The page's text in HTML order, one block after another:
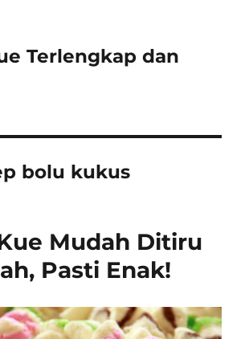
Terlengkap dan
bolu kukus
Mudah Ditiru
Pasti Enak!